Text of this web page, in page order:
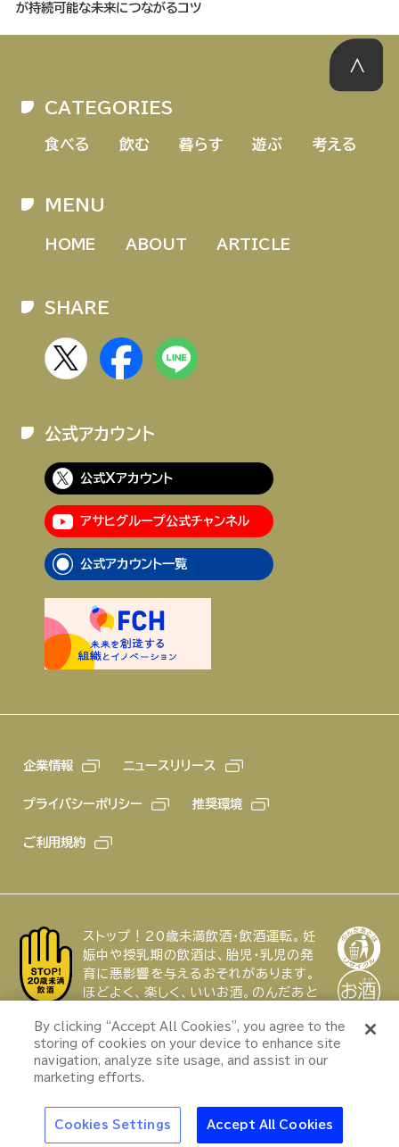
特集
“冷え”で夏はもっと
おいしくなる
なぜ冷やすとうま
い？スーパードラ
が持続可能な未来につながるコツ
CATEGORIES
食べる 飲む 暮らす 遊ぶ 考える
MENU
HOME ABOUT ARTICLE
SHARE
公式アカウント
公式Xアカウント
アサヒグループ公式チャンネル
公式アカウント一覧
企業情報 ニュースリリース
プライバシーポリシー 推奨環境
ご利用規約
ストップ！20歳未満飲酒・飲酒運転。妊
娠中や授乳期の飲酒は、胎児・乳児の発
育に悪影響を与えるおそれがあります。
ほどよく、楽しく、いいお酒。のんだあと
Copyright © ASAHI GROUP JAPAN,
By clicking “Accept All Cookies”, you agree to the
storing of cookies on your device to enhance site
navigation, analyze site usage, and assist in our
marketing efforts.
Cookies Settings Accept All Cookies